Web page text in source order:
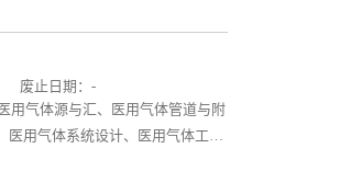
废止日期：-
用气体源与汇、医用气体管道与附
医用气体系统设计、医用气体工程